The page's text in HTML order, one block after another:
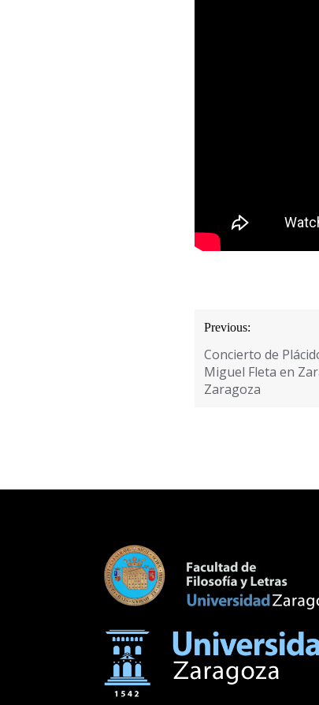
Navegación
de
entradas
Previous:
Concierto de
Miguel Fleta en
Zaragoza